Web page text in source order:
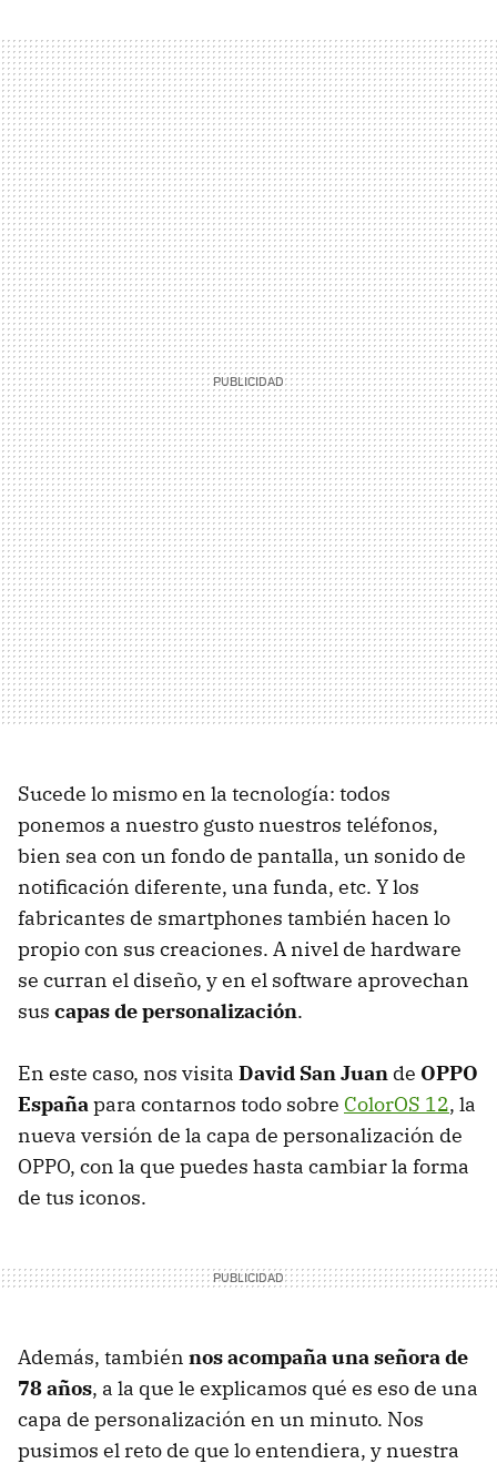
Sucede lo mismo en la tecnología: todos
ponemos a nuestro gusto nuestros teléfonos,
bien sea con un fondo de pantalla, un sonido de
notificación diferente, una funda, etc. Y los
fabricantes de smartphones también hacen lo
propio con sus creaciones. A nivel de hardware
se curran el diseño, y en el software aprovechan
sus capas de personalización.
En este caso, nos visita David San Juan de OPPO
Españapara contarnos todo sobre ColorOS 12, la
nueva versión de la capa de personalización de
OPPO, con la que puedes hasta cambiar la forma
de tus iconos.
Además, también nos acompaña una señora de
78 años, a la que le explicamos qué es eso de una
capa de personalización en un minuto. Nos
pusimos el reto de que lo entendiera, y nuestra